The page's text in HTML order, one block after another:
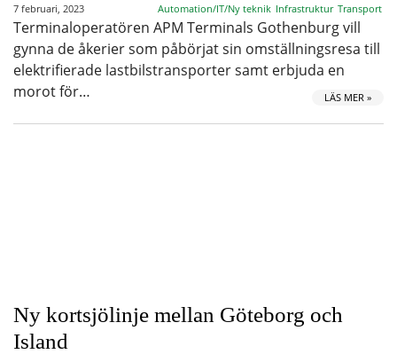
7 februari, 2023 Automation/IT/Ny teknik Infrastruktur Transport
Terminaloperatören APM Terminals Gothenburg vill
gynna de åkerier som påbörjat sin omställningsresa till
elektrifierade lastbilstransporter samt erbjuda en
morot för…
LÄS MER »
Ny kortsjölinje mellan Göteborg och
Island